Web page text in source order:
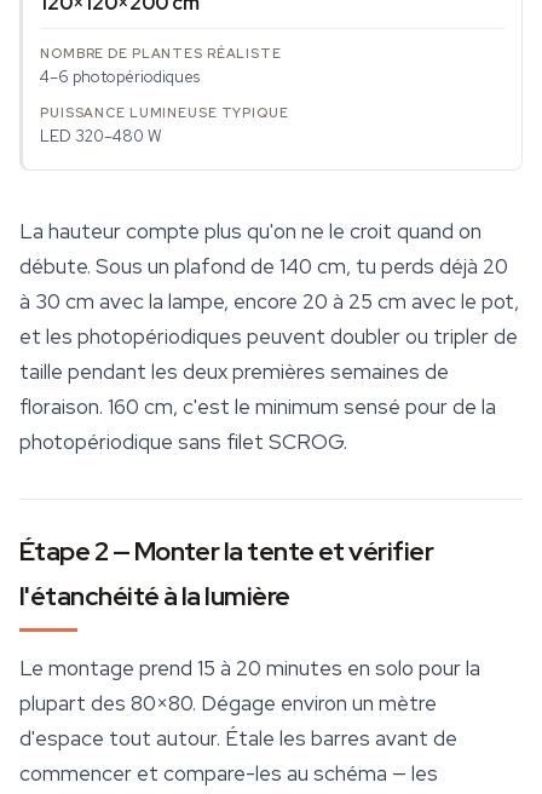
4–6 photopériodiques
LED 320–480 W
La hauteur compte plus qu'on ne le croit quand on
débute. Sous un plafond de 140 cm, tu perds déjà 20
à 30 cm avec la lampe, encore 20 à 25 cm avec le pot,
et les photopériodiques peuvent doubler ou tripler de
taille pendant les deux premières semaines de
floraison. 160 cm, c'est le minimum sensé pour de la
photopériodique sans filet SCROG.
Étape 2 — Monter la tente et vérifier
l'étanchéité à la lumière
Le montage prend 15 à 20 minutes en solo pour la
plupart des 80×80. Dégage environ un mètre
d'espace tout autour. Étale les barres avant de
commencer et compare-les au schéma — les